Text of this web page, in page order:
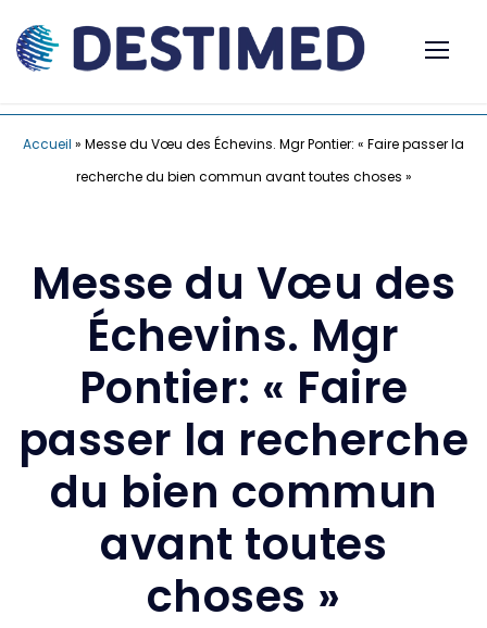
Accueil » Messe du Vœu des Échevins. Mgr Pontier: « Faire passer la
recherche du bien commun avant toutes choses »
Messe du Vœu des
Échevins. Mgr
Pontier: « Faire
passer la recherche
du bien commun
avant toutes
choses »